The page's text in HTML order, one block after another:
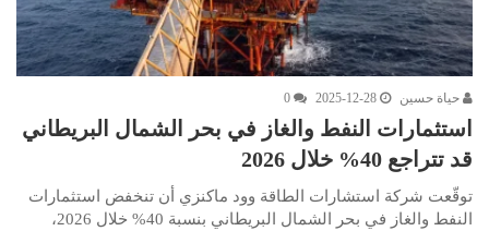
حياة حسين 2025-12-28
0
استثمارات النفط والغاز في بحر الشمال البريطاني
قد تتراجع 40% خلال 2026
توقّعت شركة استشارات الطاقة وود ماكنزي أن تنخفض استثمارات
النفط والغاز في بحر الشمال البريطاني بنسبة 40% خلال 2026،